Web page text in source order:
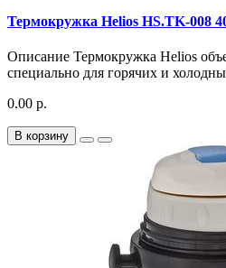
Термокружка Helios HS.TK-008
Описание Термокружка Helios
специально для горячих и
0.00 р.
В корзину